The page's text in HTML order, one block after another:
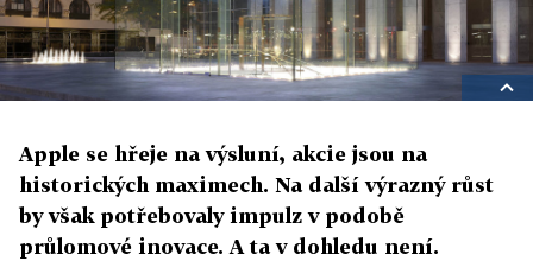
Apple se hřeje na výsluní, akcie jsou na
historických maximech. Na další výrazný růst
by však potřebovaly impulz v podobě
průlomové inovace. A ta v dohledu není.